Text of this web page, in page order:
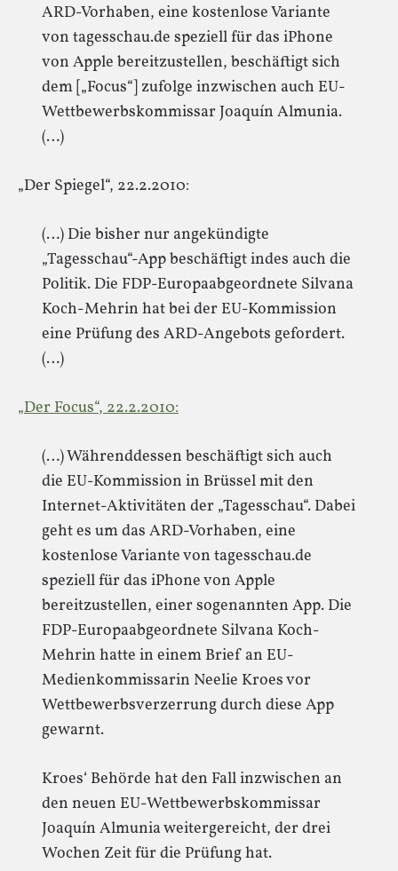
ARD-Vorhaben, eine kostenlose Variante
von tagesschau.de speziell für das iPhone
von Apple bereitzustellen, beschäftigt sich
dem [„Focus“] zufolge inzwischen auch EU-
Wettbewerbskommissar Joaquín Almunia.
(…)
„Der Spiegel“, 22.2.2010:
(…) Die bisher nur angekündigte
„Tagesschau“-App beschäftigt indes auch die
Politik. Die FDP-Europaabgeordnete Silvana
Koch-Mehrin hat bei der EU-Kommission
eine Prüfung des ARD-Angebots gefordert.
(…)
„Der Focus“, 22.2.2010:
(…) Währenddessen beschäftigt sich auch
die EU-Kommission in Brüssel mit den
Internet-Aktivitäten der „Tagesschau“. Dabei
geht es um das ARD-Vorhaben, eine
kostenlose Variante von tagesschau.de
speziell für das iPhone von Apple
bereitzustellen, einer sogenannten App. Die
FDP-Europaabgeordnete Silvana Koch-
Mehrin hatte in einem Brief an EU-
Medienkommissarin Neelie Kroes vor
Wettbewerbsverzerrung durch diese App
gewarnt.
Kroes‘ Behörde hat den Fall inzwischen an
den neuen EU-Wettbewerbskommissar
Joaquín Almunia weitergereicht, der drei
Wochen Zeit für die Prüfung hat.